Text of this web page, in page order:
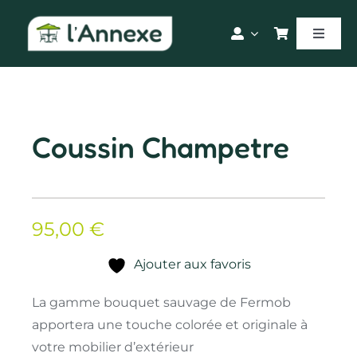
contenu
Toggle
Coussin Champetre
95,00 €
Ajouter aux favoris
La gamme bouquet sauvage de Fermob
apportera une touche colorée et originale à
votre mobilier d’extérieur